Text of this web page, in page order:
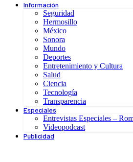
Información
Seguridad
Hermosillo
México
Sonora
Mundo
Deportes
Entretenimiento y Cultura
Salud
Ciencia
Tecnología
Transparencia
Especiales
Entrevistas Especiales –
Videopodcast
Publicidad